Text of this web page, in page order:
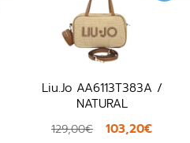
Liu.Jo AA6113T383A /
NATURAL
129,00€ 103,20€